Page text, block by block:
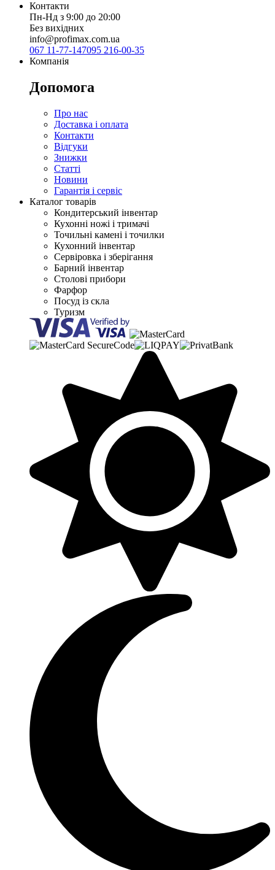
Контакти
Пн-Нд з 9:00 до 20:00
Без вихідних
info@profimax.com.ua
067 11-77-147095 216-00-35
Компанія
Допомога
Про нас
Доставка і оплата
Контакти
Відгуки
Знижки
Статті
Новини
Гарантія і сервіс
Каталог товарів
Кондитерський інвентар
Кухонні ножі і тримачі
Точильні камені і точилки
Кухонний інвентар
Сервіровка і зберігання
Барний інвентар
Столові прибори
Фарфор
Посуд із скла
Туризм